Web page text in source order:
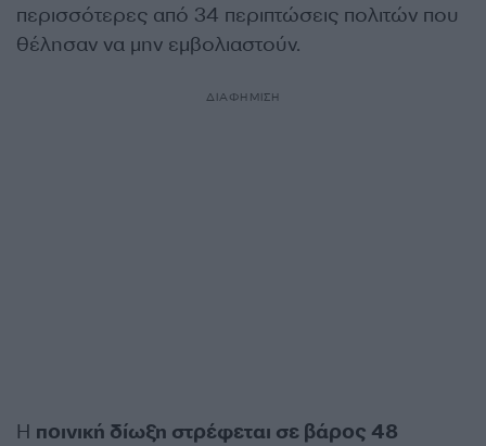
περισσότερες από 34 περιπτώσεις πολιτών που
θέλησαν να μην εμβολιαστούν.
ΔΙΑΦΗΜΙΣΗ
Η ποινική δίωξη στρέφεται σε βάρος 48